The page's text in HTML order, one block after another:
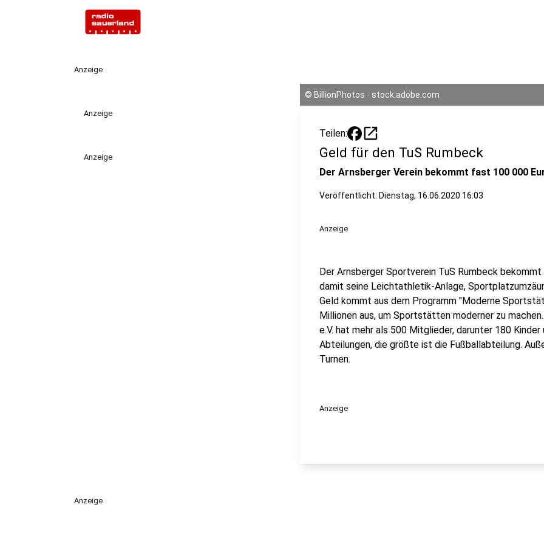
Anzeige
Anzeige
Anzeige
© BillionPhotos - stock.adobe.com
Teilen: open_in_new
Geld für den TuS Rumbeck
Der Arnsberger Verein bekommt fast 100 000
Veröffentlicht: Dienstag, 16.06.2020 16:03
Anzeige
Der Arnsberger Sportverein TuS Rumbeck
damit seine Leichtathletik-Anlage,
Geld kommt aus dem Programm "Moderne
Millionen aus, um Sportstätten moderner zu
e.V. hat mehr als 500 Mitglieder, darunter 180
Abteilungen, die größte ist die Fußballabteilung.
Turnen.
Anzeige
Anzeige